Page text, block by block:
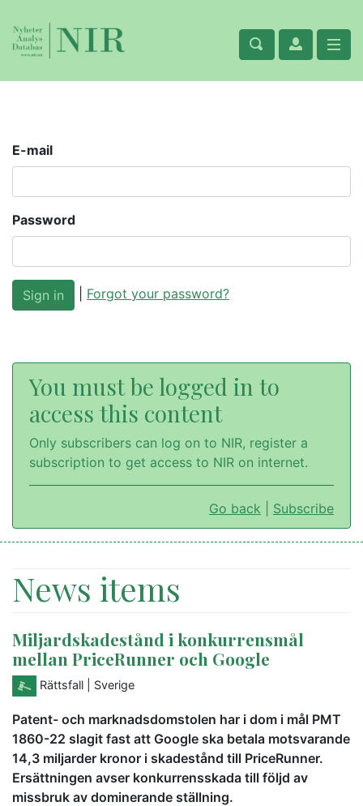
E-mail
Password
Forgot your password?
You must be logged in to
access this content
Only subscribers can log on to NIR, register a
subscription to get access to NIR on internet.
Go back Subscribe
News items
Miljardskadestånd i konkurrensmål
mellan PriceRunner och Google
Rättsfall | Sverige
Patent- och marknadsdomstolen har i dom i mål PMT
1860-22 slagit fast att Google ska betala motsvarande
14,3 miljarder kronor i skadestånd till PriceRunner.
Ersättningen avser konkurrensskada till följd av
missbruk av dominerande ställning.